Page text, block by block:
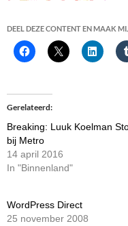
DEEL DEZE CONTENT EN MAAK
Gerelateerd
Breaking: Luuk Koelman
bij Metro
14 april 2016
In "Binnenland"
WordPress Direct
25 november 2008